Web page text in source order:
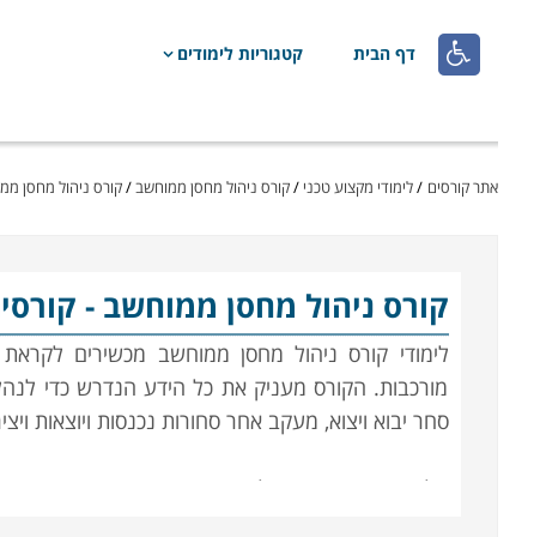
 דף הבית קטגוריות לימודים
אתר קורסים /לימודי מקצוע טכני /קורס ניהול מחסן ממוחשב/קורס ניהול מחסן
קורס ניהול מחסן ממוחשב-
לימודי קורס ניהול מחסן ממוחשב מכשירים
מורכבות. הקורס מעניק את כל הידע הנדרש כדי
סחר יבוא ויצוא, מעקב אחר סחורות נכנסות ויוצאות
הלימודים בקורס ניהול מחסן הינם מקצועיים